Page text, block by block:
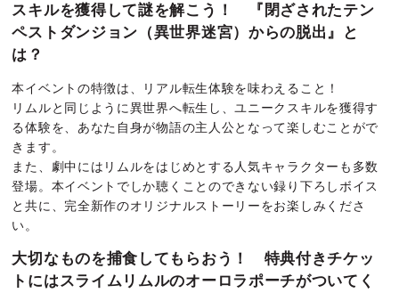
スキルを獲得して謎を解こう！ 『閉ざされたテン
ペストダンジョン（異世界迷宮）からの脱出』と
は？
本イベントの特徴は、リアル転生体験を味わえること！
リムルと同じように異世界へ転生し、ユニークスキルを獲得す
る体験を、あなた自身が物語の主人公となって楽しむことがで
きます。
また、劇中にはリムルをはじめとする人気キャラクターも多数
登場。本イベントでしか聴くことのできない録り下ろしボイス
と共に、完全新作のオリジナルストーリーをお楽しみくださ
い。
大切なものを捕食してもらおう！ 特典付きチケッ
トにはスライムリムルのオーロラポーチがついてく